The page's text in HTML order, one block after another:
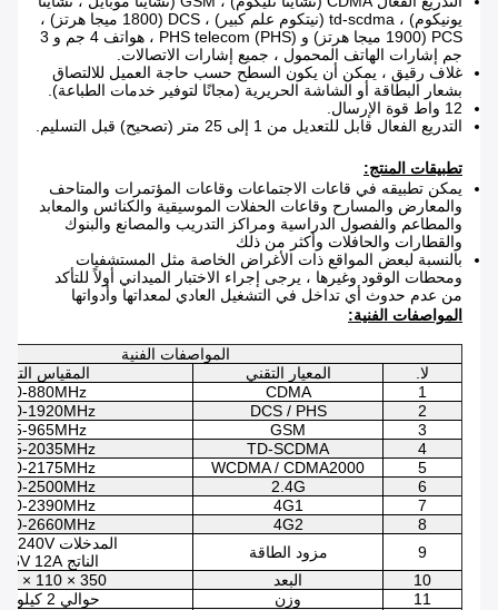
يونيكوم) ، td-scdma (نيتكوم علم كبير) ، DCS (1800 ميجا هرتز) ،
PCS (1900 ميجا هرتز) و PHS telecom (PHS) ، هواتف 4 جم و 3
جم إشارات الهاتف المحمول ، جميع إشارات الاتصالات.
غلاف رقيق ، يمكن أن يكون السطح حسب حاجة العميل للالتصاق
بشعار البطاقة أو الشاشة الحريرية (مجانًا لتوفير خدمات الطباعة).
12 واط قوة الإرسال.
التدريع الفعال قابل للتعديل من 1 إلى 25 متر (تصحيح) قبل التسليم.
تطبيقات المنتج:
يمكن تطبيقه في قاعات الاجتماعات وقاعات المؤتمرات والمتاحف
والمعارض والمسارح وقاعات الحفلات الموسيقية والكنائس والمعابد
والمطاعم والفصول الدراسية ومراكز التدريب والمصانع والبنوك
والقطارات والحافلات وأكثر من ذلك
بالنسبة لبعض المواقع ذات الأغراض الخاصة مثل المستشفيات
ومحطات الوقود وغيرها ، يرجى إجراء الاختبار الميداني أولاً للتأكد
من عدم حدوث أي تداخل في التشغيل العادي لمعداتها وأدواتها
المواصفات الفنية:
المواصفات الفنية
لا.
المعيار التقني
المقياس
1
CDMA
880MHz
2
DCS / PHS
1920MHz
3
GSM
965MHz
4
TD-SCDMA
2035MHz
5
WCDMA / CDMA2000
2175MHz
6
2.4G
2500MHz
7
4G1
2390MHz
8
4G2
2660MHz
9
مزود الطاقة
المدخلات AC160-240V
الناتج DC 5V 12A
10
البعد
350 × 110 × 37 مم
11
وزن
حوالي 2 كيلوجرام